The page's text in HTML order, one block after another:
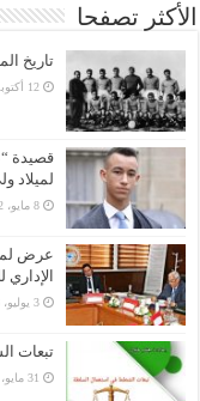
الأكثر تصفحا
تاريخ
12 أكتوبر، 2024
قصيدة
لميلاد
8 مايو، 2022
عرض
3 يوليو، 2023
تبعات
31 مايو، 2024